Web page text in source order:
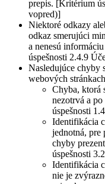
prepis. [Kritérium
vopred)]
Niektoré odkazy
odkaz smerujúci
a nenesú
úspešnosti 2.4.9
Nasledujúce chyby
webových
Chyba, ktorá
nezotrvá a
úspešnosti
Identifikácia
jednotná, pre
chyby
úspešnosti
Identifikácia
nie je